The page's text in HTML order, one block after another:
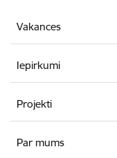
Vakances
Iepirkumi
Projekti
Par mums